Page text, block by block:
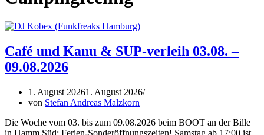
Café und Kanu & SUP-verleih 03.08. –
09.08.2026
1. August 20261. August 2026
von Stefan Andreas Malzkorn
Die Woche vom 03. bis zum 09.08.2026 beim BOOT an der Bille
in Hamm Süd: Ferien-Sonderöffnungszeiten! Samstag ab 17:00 ist